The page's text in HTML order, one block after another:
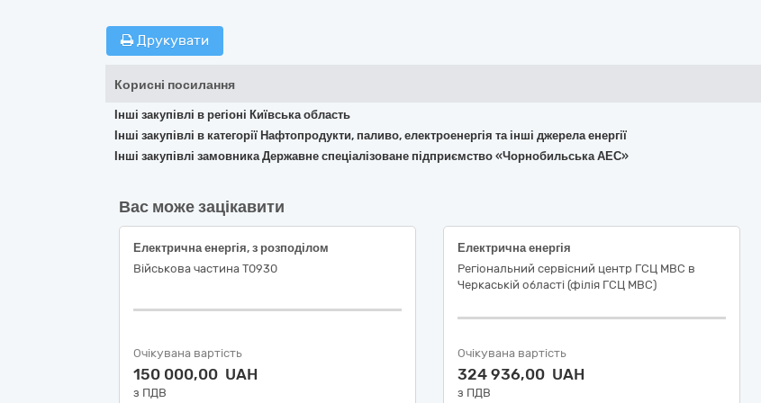
Друкувати
Корисні посилання
Інші закупівлі в регіоні Київська область
Інші закупівлі в категорії Нафтопродукти, паливо, електроенергія та інші джерела енергії
Інші закупівлі замовника Державне спеціалізоване підприємство «Чорнобильська АЕС»
Вас може зацікавити
Електрична енергія, з розподілом
Військова частина Т0930
Очікувана вартість
150 000,00 UAH
з ПДВ
Електрична енергія
Регіональний сервісний центр ГСЦ МВС в
Черкаській області (філія ГСЦ МВС)
Очікувана вартість
324 936,00 UAH
з ПДВ